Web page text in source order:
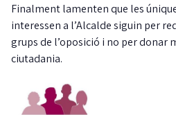
Finalment lamenten que les
interessen a l’Alcalde siguin per
grups de l’oposició i no per donar
ciutadania.